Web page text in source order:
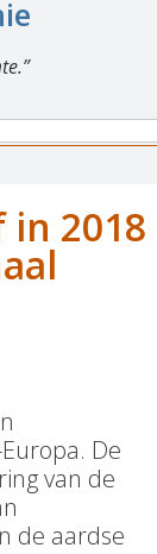
2018
De
van de
de aardse